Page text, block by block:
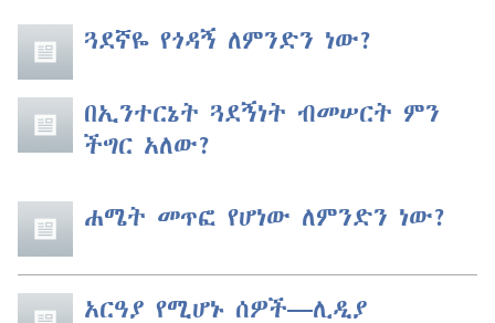
ጓደኛዬ የጎዳኝ ለምንድን ነው?
በኢንተርኔት ጓደኝነት ብመሠርት ምን
ችግር አለው?
ሐሜት መጥፎ የሆነው ለምንድን ነው?
አርዓያ የሚሆኑ ሰዎች​—ሊዲያ